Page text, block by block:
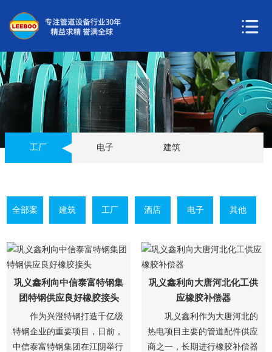
工厂 电子 建筑
您现在所在位置： >工程案例 >工厂
全部案 建筑 工厂 酒店 电子 其他
巩义鑫利向中信泰富特钢集
团特钢供应良好橡胶接头
作为兴澄特钢打造千亿级
特钢企业的重要项目，日前，
中信泰富特钢集团在江阴举行
巩义鑫利向大唐河北化工供
应橡胶补偿器
巩义鑫利作为大唐河北的
热电项目主要的管道配件供应
商之一，长期进行橡胶补偿器